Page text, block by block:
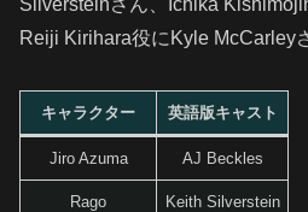
Silversteinさん、Ichika
Reiji Kirihara役にKyle McCarley
キャラクター 英語版キャスト
Jiro Azuma AJ Beckles
Rago Keith Silverstein